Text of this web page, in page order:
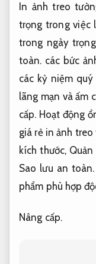
In ảnh treo
trọng trong việc
trong ngày
toàn. các bức
các kỷ niệm
lãng mạn và ấm
cấp. Hoạt động
giá rẻ in ảnh
kích thước,
Sao lưu an toàn.
phẩm phù hợp
Nâng cấp.